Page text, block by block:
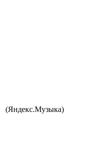
(Яндекс.Музыка)